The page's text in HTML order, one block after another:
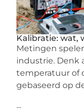
Kalibratie: wat,
Metingen
industrie. Denk
temperatuur of
gebaseerd op
...